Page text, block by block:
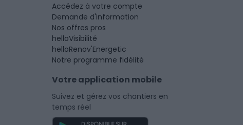
Accédez à votre compte
Demande d'information
Nos offres pros
helloVisibilité
helloRenov'Energetic
Notre programme fidélité
Votre application mobile
Suivez et gérez vos chantiers en
temps réel